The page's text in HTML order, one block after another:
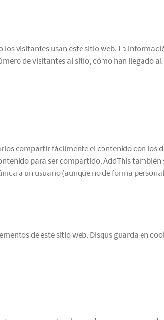
los visitantes usan este sitio web. La
de visitantes al sitio, cómo han llegado
compartir fácilmente el contenido con los
para ser compartido. AddThis
a un usuario (aunque no de forma
de este sitio web. Disqus guarda en